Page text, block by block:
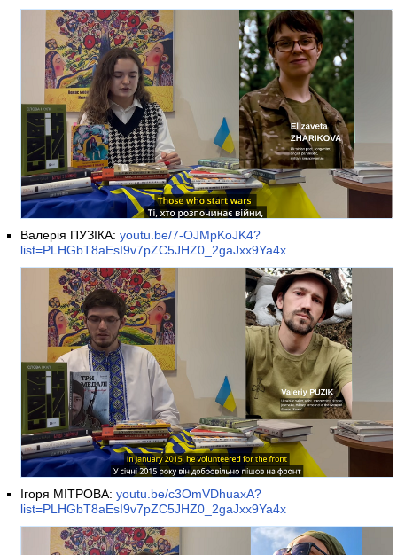
Валерія ПУЗІКА:youtu.be/7-OJMpKoJK4?
list=PLHGbT8aEsI9v7pZC5JHZ0_2gaJxx9Ya4x
Ігоря МІТРОВА:youtu.be/c3OmVDhuaxA?
list=PLHGbT8aEsI9v7pZC5JHZ0_2gaJxx9Ya4x